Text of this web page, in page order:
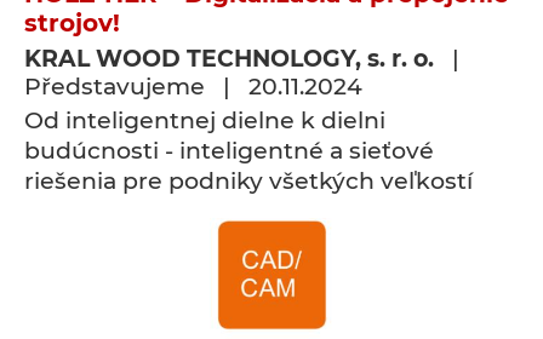
strojov!
KRAL WOOD TECHNOLOGY, s. r. o. |
Představujeme | 20.11.2024
Od inteligentnej dielne k dielni
budúcnosti - inteligentné a sieťové
riešenia pre podniky všetkých veľkostí